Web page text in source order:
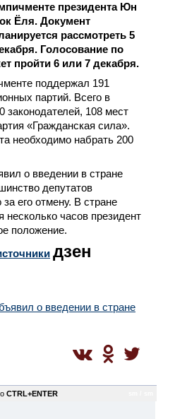
президента Юн
Ёля. Документ
рассмотреть 5
Голосование по
пройти 6 или 7 декабря.
поддержал 191
партий. Всего в
законодателей, 108 мест
«Гражданская сила».
необходимо набрать 200
о введении в стране
депутатов
его отмену. В стране
несколько часов президент
положение.
дзен
о введении в стране
CTRL+ENTER